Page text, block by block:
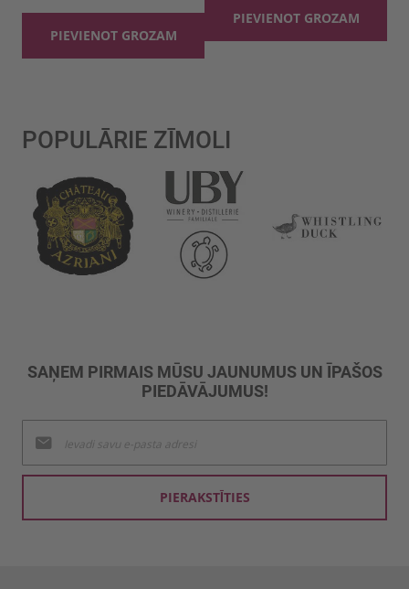
PIEVIENOT GROZAM
PIEVIENOT GROZAM
POPULĀRIE ZĪMOLI
SAŅEM PIRMAIS MŪSU JAUNUMUS UN ĪPAŠOS
PIEDĀVĀJUMUS!
jaunumu
saņemšanai:
PIERAKSTĪTIES